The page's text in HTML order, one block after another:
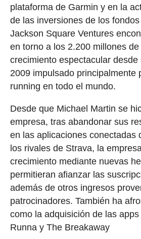
plataforma de Garmin y en la
de las inversiones de los
Jackson Square Ventures
en torno a los 2.200 millones
crecimiento espectacular desde
2009 impulsado principalmente
running en todo el mundo.
Desde que Michael Martin se
empresa, tras abandonar sus
en las aplicaciones conectadas
los rivales de Strava, la
crecimiento mediante nuevas
permitieran afianzar las
además de otros ingresos
patrocinadores. También ha
como la adquisición de las
Runna y The Breakaway